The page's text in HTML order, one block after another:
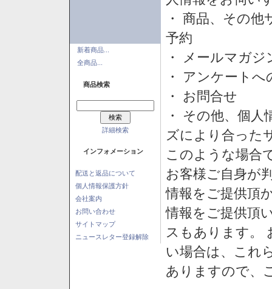
新着商品...
全商品...
商品検索
詳細検索
インフォメーション
配送と返品について
個人情報保護方針
会社案内
お問い合わせ
サイトマップ
ニュースレター登録解除
・ 商品、その
予約
・ メールマガ
・ アンケートへ
・ お問合せ
・ その他、個
ズにより合った
このような場合
お客様ご自身が
情報をご提供頂
情報をご提供頂
スもあります。
い場合は、これ
ありますので、